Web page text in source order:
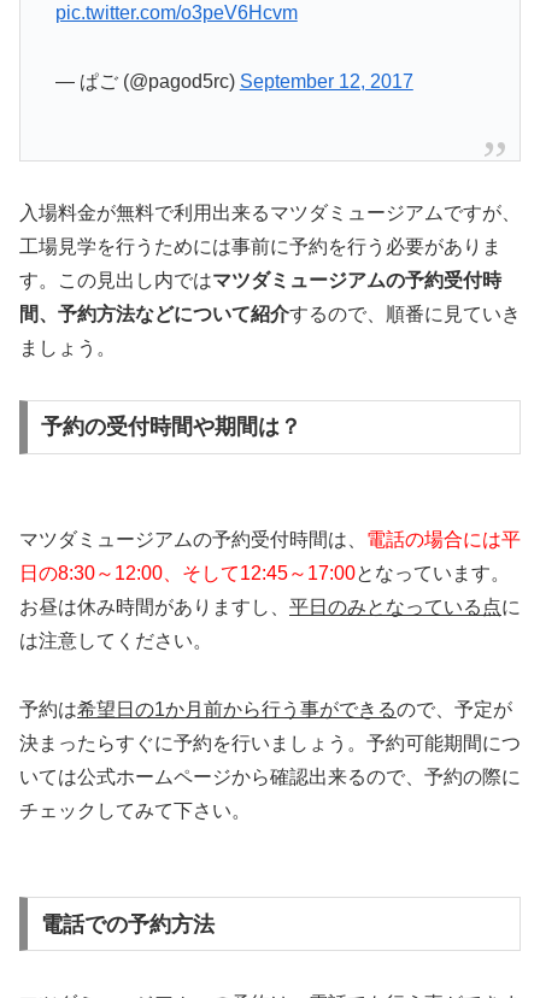
pic.twitter.com/o3peV6Hcvm
— ぱご (@pagod5rc) September 12, 2017
入場料金が無料で利用出来るマツダミュージアムですが、
工場見学を行うためには事前に予約を行う必要がありま
す。この見出し内ではマツダミュージアムの予約受付時
間、予約方法などについて紹介するので、順番に見ていき
ましょう。
予約の受付時間や期間は？
マツダミュージアムの予約受付時間は、 電話の場合には平
日の8:30～12:00、そして12:45～17:00となっています。
お昼は休み時間がありますし、 平日のみとなっている点に
は注意してください。
予約は希望日の1か月前から行う事ができるので、予定が
決まったらすぐに予約を行いましょう。予約可能期間につ
いては公式ホームページから確認出来るので、予約の際に
チェックしてみて下さい。
電話での予約方法